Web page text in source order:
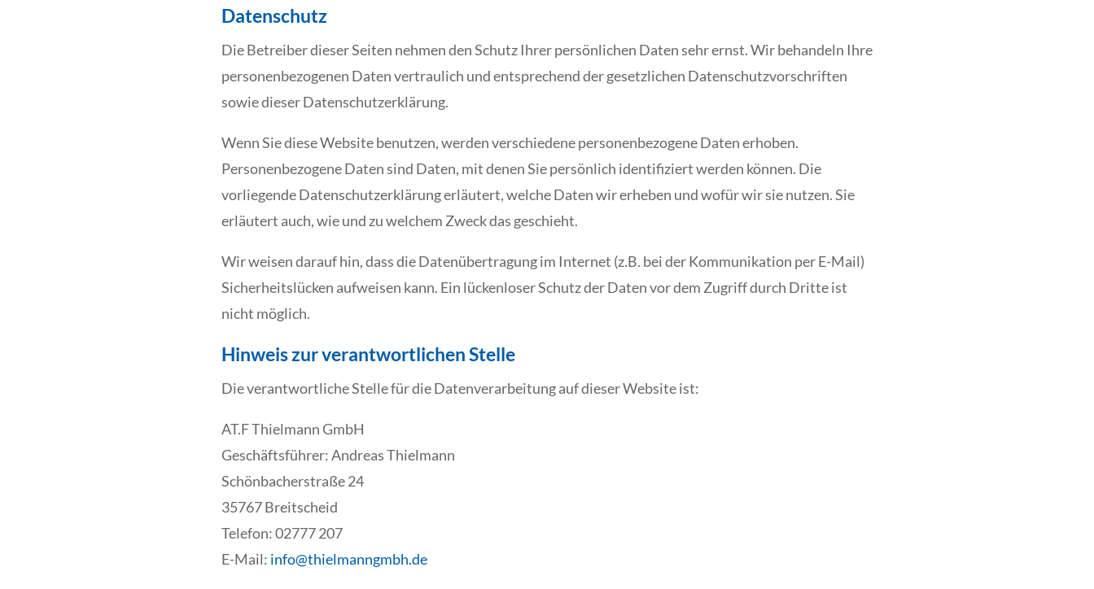
Datenschutz
Die Betreiber dieser Seiten nehmen den Schutz Ihrer persönlichen Daten sehr ernst. Wir behandeln Ihre
personenbezogenen Daten vertraulich und entsprechend der gesetzlichen Datenschutzvorschriften
sowie dieser Datenschutzerklärung.
Wenn Sie diese Website benutzen, werden verschiedene personenbezogene Daten erhoben.
Personenbezogene Daten sind Daten, mit denen Sie persönlich identifiziert werden können. Die
vorliegende Datenschutzerklärung erläutert, welche Daten wir erheben und wofür wir sie nutzen. Sie
erläutert auch, wie und zu welchem Zweck das geschieht.
Wir weisen darauf hin, dass die Datenübertragung im Internet (z.B. bei der Kommunikation per E-Mail)
Sicherheitslücken aufweisen kann. Ein lückenloser Schutz der Daten vor dem Zugriff durch Dritte ist
nicht möglich.
Hinweis zur verantwortlichen Stelle
Die verantwortliche Stelle für die Datenverarbeitung auf dieser Website ist:
AT.F Thielmann GmbH
Geschäftsführer: Andreas Thielmann
Schönbacherstraße 24
35767 Breitscheid
Telefon: 02777 207
E-Mail: info@thielmanngmbh.de